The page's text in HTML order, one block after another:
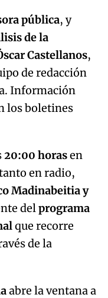
pública, y
de la
Castellanos,
de redacción
Información
los boletines
20:00 horasen
en radio,
Madinabeitia y
delprograma
que recorre
de la
abre la ventana a